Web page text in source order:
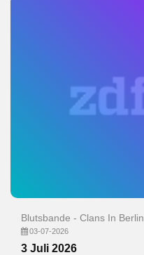
Blutsbande - Clans In Berlin
03-07-2026
3 Juli 2026